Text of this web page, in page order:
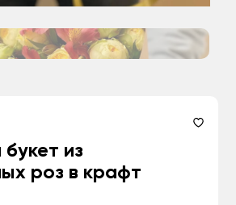
из
роз в крафт